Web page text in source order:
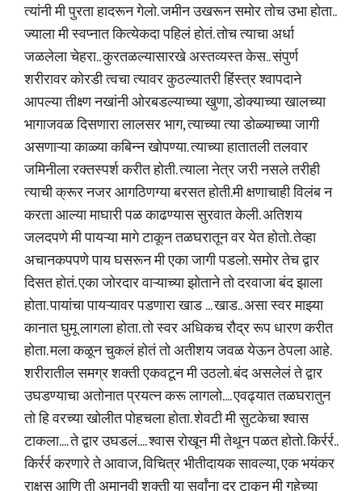
त्यांनी मी पुरता हादरून गेलो. जमीन उखरून समोर तोच उभा होता..
ज्याला मी स्वप्नात कित्येकदा पहिलं होतं. तोच त्याचा अर्धा
जळलेला चेहरा.. कुरतळल्यासारखे अस्तव्यस्त केस.. संपुर्ण
शरीरावर कोरडी त्वचा त्यावर कुठल्यातरी हिंस्त्र श्वापदाने
आपल्या तीक्ष्ण नखांनी ओरबडल्याच्या खुणा, डोक्याच्या खालच्या
भागाजवळ दिसणारा लालसर भाग, त्याच्या त्या डोळ्याच्या जागी
असणाऱ्या काळ्या कबिन्न खोपण्या. त्याच्या हातातली तलवार
जमिनीला रक्तस्पर्श करीत होती. त्याला नेत्र जरी नसले तरीही
त्याची क्रूर नजर आगठिणग्या बरसत होती.मी क्षणाचाही विलंब न
करता आल्या माघारी पळ काढण्यास सुरवात केली. अतिशय
जलदपणे मी पायऱ्या मागे टाकून तळघरातून वर येत होतो. तेव्हा
अचानकपपणे पाय घसरून मी एका जागी पडलो. समोर तेच द्वार
दिसत होतं. एका जोरदार वाऱ्याच्या झोताने तो दरवाजा बंद झाला
होता. पायांचा पायऱ्यावर पडणारा खाड ... खाड.. असा स्वर माझ्या
कानात घुमू लागला होता. तो स्वर अधिकच रौद्र रूप धारण करीत
होता. मला कळून चुकलं होतं तो अतीशय जवळ येऊन ठेपला आहे.
शरीरातील समग्र शक्ती एकवटून मी उठलो. बंद असलेलं ते द्वार
उघडण्याचा अतोनात प्रयत्न करू लागलो.... एवढ्यात तळघरातुन
तो हि वरच्या खोलीत पोहचला होता. शेवटी मी सुटकेचा श्वास
टाकला.... ते द्वार उघडलं.... श्वास रोखून मी तेथून पळत होतो. किर्रर्र..
किर्रर्र करणारे ते आवाज, विचित्र भीतीदायक सावल्या, एक भयंकर